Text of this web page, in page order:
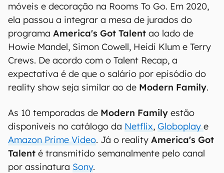
móveis e decoração na Rooms To Go. Em 2020,
ela passou a integrar a mesa de jurados do
programa America's Got Talent ao lado de
Howie Mandel, Simon Cowell, Heidi Klum e Terry
Crews. De acordo com o Talent Recap, a
expectativa é de que o salário por episódio do
reality show seja similar ao de Modern Family.
As 10 temporadas de Modern Family estão
disponíveis no catálogo da Netflix, Globoplay e
Amazon Prime Video. Já o reality America's Got
Talent é transmitido semanalmente pelo canal
por assinatura Sony.